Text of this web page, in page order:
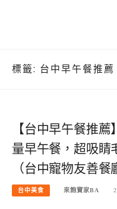
標籤: 台中早午餐推薦
【台中早午餐推
量早午餐，超吸睛
（台中寵物友善餐
台中美食 來飽寶家BA